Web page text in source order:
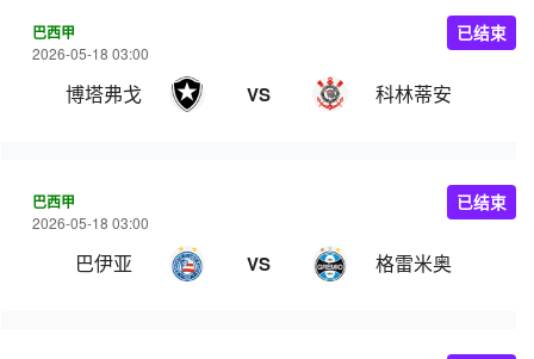
巴西甲
2026-05-18 03:00
博塔弗戈 VS 科林蒂安
已结束
巴西甲
2026-05-18 03:00
巴伊亚 VS 格雷米奥
已结束